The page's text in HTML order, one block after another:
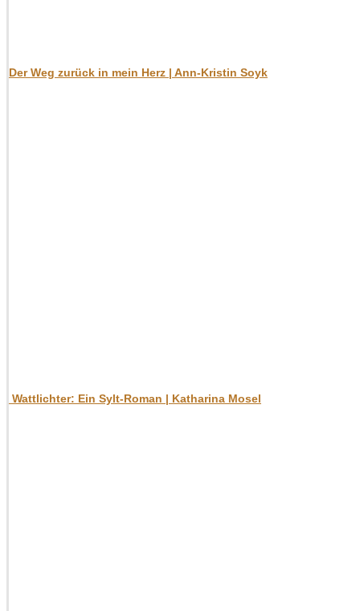
Der Weg zurück in mein Herz | Ann-Kristin Soyk
Wattlichter: Ein Sylt-Roman | Katharina Mosel